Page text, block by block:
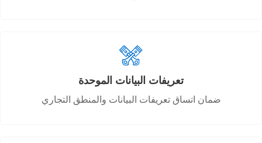
تعريفات البيانات الموحدة
ضمان اتساق تعريفات البيانات والمنطق التجاري